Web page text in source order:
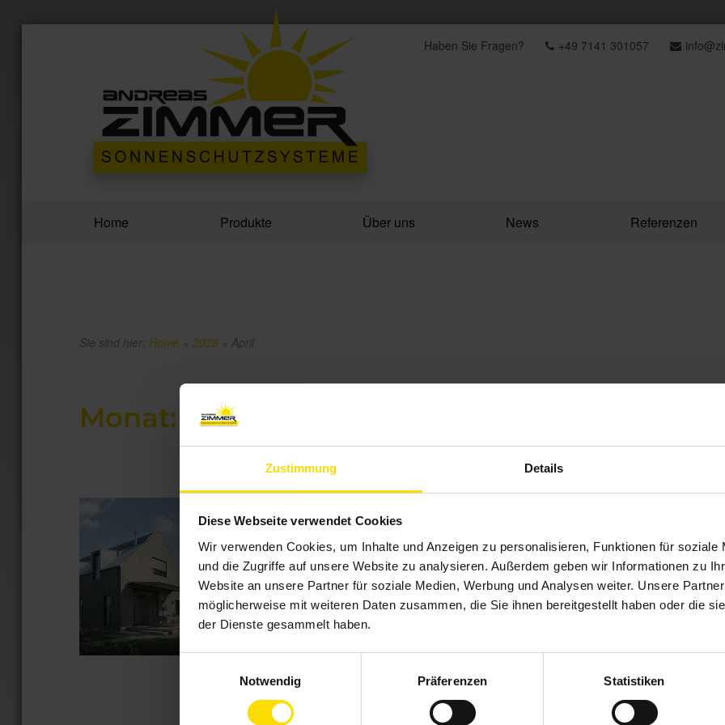
Zustimmung Details
Diese Webseite verwendet Cookies
Wir verwenden Cookies, um Inhalte und Anzeigen zu personalisieren, Funktionen für soziale
und die Zugriffe auf unsere Website zu analysieren. Außerdem geben wir Informationen zu
Website an unsere Partner für soziale Medien, Werbung und Analysen weiter. Unsere
möglicherweise mit weiteren Daten zusammen, die Sie ihnen bereitgestellt haben oder die
der Dienste gesammelt haben.
Notwendig
Präferenzen Statistiken
Haben Sie Fragen? +49 7141 301057
Home Produkte Über uns News Referenzen
Sie sind hier: Home» 2026» April
Monat: April 2026
Kassetten-Markisen
Veröffentlicht
am
30. April 2026
Genießen Sie die schönsten Tage des Jahres jetzt noch entspannter. Beim Kauf
WAREMA-Kassettenmarkise Terrea K50, K55, K60 und K70 erhalten Sie vom
31.07.2026 ein kostenfreies Upgrade auf das intelligente WMS Funksystem mit
Preisvorteil von bis zu …
„Mehr
drin.
Mehr
draußen:
weiterlesen